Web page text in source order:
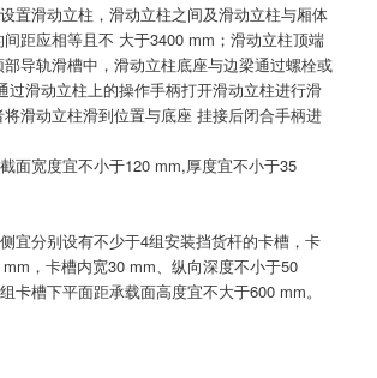
置滑动立柱，滑动立柱之间及滑动立柱与厢体
距应相等且不 大于3400 mm；滑动立柱顶端
导轨滑槽中，滑动立柱底座与边梁通过螺栓或
过滑动立柱上的操作手柄打开滑动立柱进行滑
滑动立柱滑到位置与底座 挂接后闭合手柄进
面宽度宜不小于120 mm,厚度宜不小于35
宜分别设有不少于4组安装挡货杆的卡槽，卡
，卡槽内宽30 mm、纵向深度不小于50
卡槽下平面距承载面高度宜不大于600 mm。